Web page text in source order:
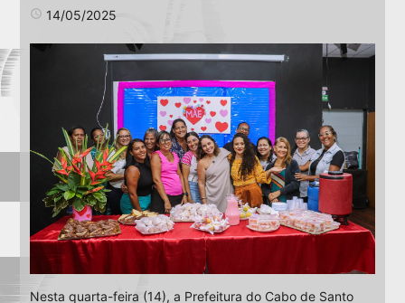
access_time 14/05/2025
Nesta quarta-feira (14), a Prefeitura do Cabo de Santo